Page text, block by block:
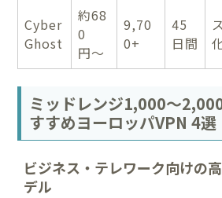
Cyber
Ghost
約68
0
円〜
9,70
0+
45
日間
ミッドレンジ1,000〜
すすめヨーロッパVPN 4選
ビジネス・テレワーク向けの
デル